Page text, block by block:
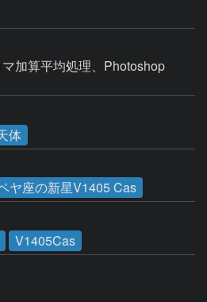
加算平均処理、Photoshop
体
ヤ座の新星V1405 Cas
V1405Cas